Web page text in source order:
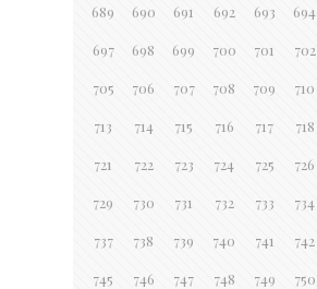
689 690 691 692 693 694
697 698 699 700 701 702
705 706 707 708 709 710
713 714 715 716 717 718
721 722 723 724 725 726
729 730 731 732 733 734
737 738 739 740 741 742
745 746 747 748 749 750